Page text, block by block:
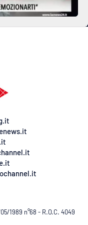
1989 n°68 - R.O.C. 4049